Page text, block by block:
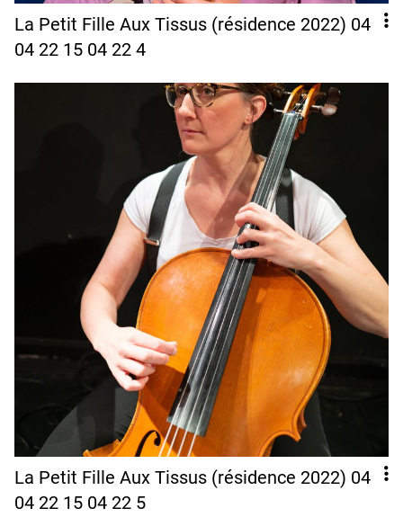
La Petit Fille Aux Tissus (résidence 2022) 04
04 22 15 04 22 4
La Petit Fille Aux Tissus (résidence 2022) 04
04 22 15 04 22 5